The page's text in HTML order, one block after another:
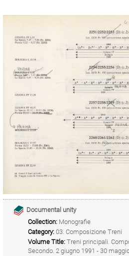
Documental unity
Collection: Monografie
Category: 03. Composizione Treni
Volume Title: Treni principali.
Secondo. 2 giugno 1991 - 30